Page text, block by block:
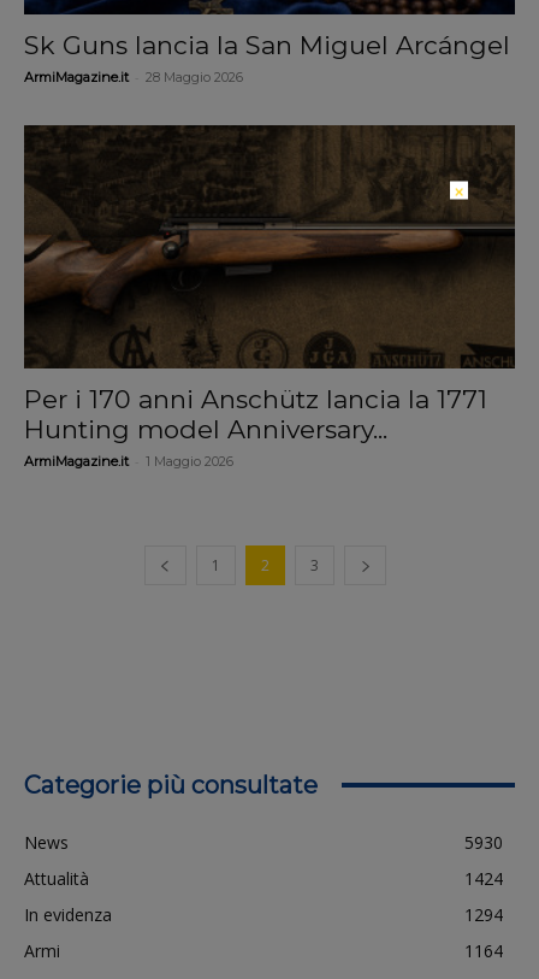
Sk Guns lancia la San Miguel Arcángel
ArmiMagazine.it 28 Maggio 2026
Per i 170 anni Anschütz lancia la 1771
Hunting model Anniversary...
ArmiMagazine.it 1 Maggio 2026
1 2 3
Categorie più consultate
News
5930
Attualità
1424
In evidenza
1294
Armi
1164
×